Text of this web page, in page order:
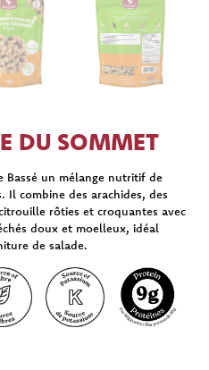
DU SOMMET
Bassé un mélange nutritif de
Il combine des arachides, des
rôties et croquantes avec
doux et moelleux, idéal
de salade.